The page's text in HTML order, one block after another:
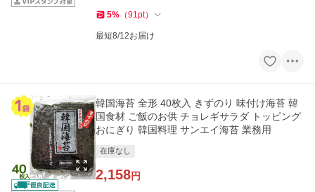
5% （91pt）
最短8/12お届け
韓国海苔 全形 40枚入 きずのり 味付け海苔 韓
国食材 ご飯のお供 チョレギサラダ トッピング
おにぎり 韓国料理 サンエイ海苔 業務用
在庫なし
2,158円